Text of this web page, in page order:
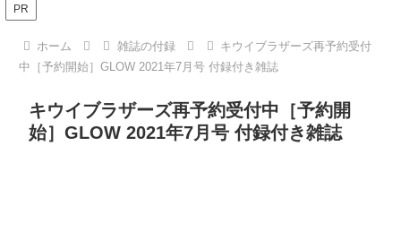
PR
ホーム 雑誌の付録
キウイブラザーズ再予約受付
中［予約開始］GLOW 2021年7月号 付録付き雑誌
キウイブラザーズ再予約受付中［予約開
始］GLOW 2021年7月号 付録付き雑誌